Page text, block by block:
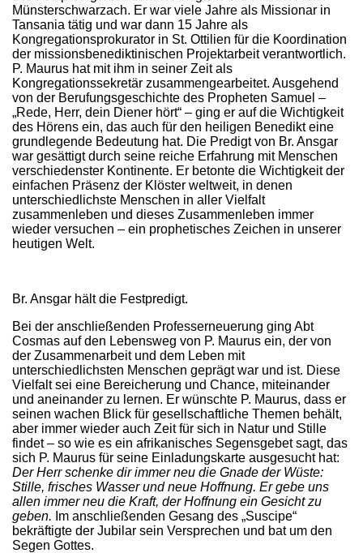
Münsterschwarzach. Er war viele Jahre als Missionar in
Tansania tätig und war dann 15 Jahre als
Kongregationsprokurator in St. Ottilien für die Koordination
der missionsbenediktinischen Projektarbeit verantwortlich.
P. Maurus hat mit ihm in seiner Zeit als
Kongregationssekretär zusammengearbeitet. Ausgehend
von der Berufungsgeschichte des Propheten Samuel –
„Rede, Herr, dein Diener hört“ – ging er auf die Wichtigkeit
des Hörens ein, das auch für den heiligen Benedikt eine
grundlegende Bedeutung hat. Die Predigt von Br. Ansgar
war gesättigt durch seine reiche Erfahrung mit Menschen
verschiedenster Kontinente. Er betonte die Wichtigkeit der
einfachen Präsenz der Klöster weltweit, in denen
unterschiedlichste Menschen in aller Vielfalt
zusammenleben und dieses Zusammenleben immer
wieder versuchen – ein prophetisches Zeichen in unserer
heutigen Welt.
Br. Ansgar hält die Festpredigt.
Bei der anschließenden Professerneuerung ging Abt
Cosmas auf den Lebensweg von P. Maurus ein, der von
der Zusammenarbeit und dem Leben mit
unterschiedlichsten Menschen geprägt war und ist. Diese
Vielfalt sei eine Bereicherung und Chance, miteinander
und aneinander zu lernen. Er wünschte P. Maurus, dass er
seinen wachen Blick für gesellschaftliche Themen behält,
aber immer wieder auch Zeit für sich in Natur und Stille
findet – so wie es ein afrikanisches Segensgebet sagt, das
sich P. Maurus für seine Einladungskarte ausgesucht hat:
Der Herr schenke dir immer neu die Gnade der Wüste:
Stille, frisches Wasser und neue Hoffnung. Er gebe uns
allen immer neu die Kraft, der Hoffnung ein Gesicht zu
geben. Im anschließenden Gesang des „Suscipe“
bekräftigte der Jubilar sein Versprechen und bat um den
Segen Gottes.